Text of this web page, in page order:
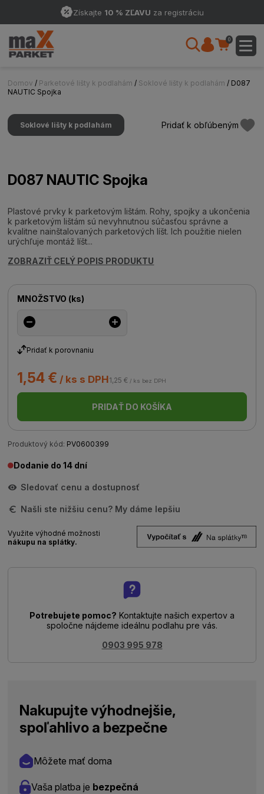
Získajte 10 % ZĽAVU za registráciu
0
Domov / Parketové lišty k podlahám / Soklové lišty k podlahám / D087
NAUTIC Spojka
Soklové lišty k podlahám Pridať k obľúbeným
D087 NAUTIC Spojka
Plastové prvky k parketovým lištám. Rohy, spojky a ukončenia
k parketovým lištám sú nevyhnutnou súčasťou správne a
kvalitne nainštalovaných parketových líšt. Ich použitie nielen
urýchľuje montáž líšt...
ZOBRAZIŤ CELÝ POPIS PRODUKTU
MNOŽSTVO (ks)
Pridať k porovnaniu
1,54 € / ks s DPH1,25 € / ks bez DPH
PRIDAŤ DO KOŠÍKA
Produktový kód: PV0600399
Dodanie do 14 dní
Sledovať cenu a dostupnosť
Našli ste nižšiu cenu? My dáme lepšiu
Využite výhodné možnosti
nákupu na splátky.
Potrebujete pomoc? Kontaktujte našich expertov a
spoločne nájdeme ideálnu podlahu pre vás.
0903 995 978
Nakupujte výhodnejšie,
spoľahlivo a bezpečne
Môžete mať doma
Vaša platba je bezpečná